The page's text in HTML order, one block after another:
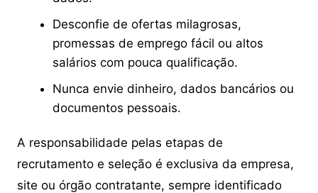
Desconfie de ofertas milagrosas,
promessas de emprego fácil ou altos
salários com pouca qualificação.
Nunca envie dinheiro, dados bancários ou
documentos pessoais.
A responsabilidade pelas etapas de
recrutamento e seleção é exclusiva da empresa,
site ou órgão contratante, sempre identificado